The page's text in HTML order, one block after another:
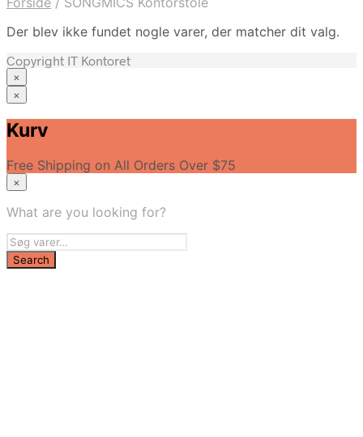
Der blev ikke fundet nogle varer, der matcher dit valg.
Copyright IT Kontoret
×
×
Stole
Mødebord
Lamper
Borde
Hjemmekontor
Kurv
Free Shipping on All Orders Over $75
×
What are you looking for?